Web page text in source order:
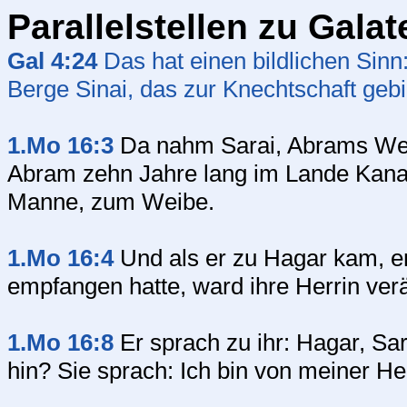
Parallelstellen zu
Gal 4:24Das hat einen bildlichen
Berge Sinai, das zur Knechtschaft
1.Mo 16:3 Da nahm Sarai, Abrams
Abram zehn Jahre lang im Lande
Manne, zum Weibe.
1.Mo 16:4Und als er zu Hagar kam,
empfangen hatte, ward ihre Herrin
1.Mo 16:8 Er sprach zu ihr: Hagar,
hin? Sie sprach: Ich bin von meiner